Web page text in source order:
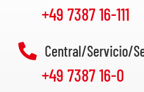
+49 7387 16-111
Central/Servicio/
+49 7387 16-0